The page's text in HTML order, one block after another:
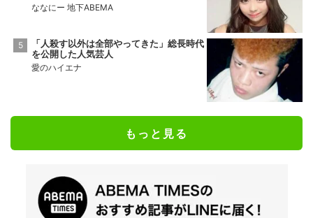
ななにー 地下ABEMA
「人殺す以外は全部やってきた」総長時代
を公開した人気芸人
愛のハイエナ
もっと見る